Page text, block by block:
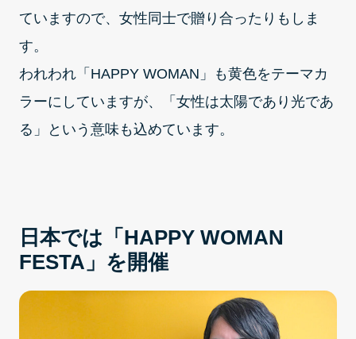
ていますので、女性同士で贈り合ったりもしま
す。
われわれ「HAPPY WOMAN」も黄色をテーマカ
ラーにしていますが、「女性は太陽であり光であ
る」という意味も込めています。
日本では「HAPPY WOMAN
FESTA」を開催